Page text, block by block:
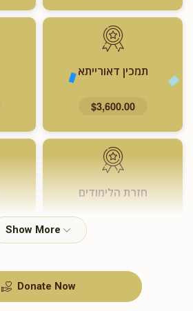
תמכין דאורייתא
$3,600.00
חזרת הלימודים
Donate Now